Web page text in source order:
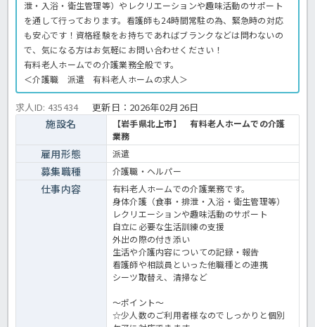
泄・入浴・衛生管理等）やレクリエーションや趣味活動のサポート
を通して行っております。看護師も24時間常駐の為、緊急時の対応
も安心です！資格経験をお持ちであればブランクなどは問わないの
で、気になる方はお気軽にお問い合わせください！
有料老人ホームでの介護業務全般です。
＜介護職 派遣 有料老人ホームの求人＞
求人ID: 435434 更新日： 2026年02月26日
施設名
【岩手県北上市】 有料老人ホームでの介護
業務
雇用形態 派遣
募集職種 介護職・ヘルパー
仕事内容
有料老人ホームでの介護業務です。
身体介護（食事・排泄・入浴・衛生管理等）
レクリエーションや趣味活動のサポート
自立に必要な生活訓練の支援
外出の際の付き添い
生活や介護内容についての記録・報告
看護師や相談員といった他職種との連携
シーツ取替え、清掃など
～ポイント～
☆少人数のご利用者様なのでしっかりと個別